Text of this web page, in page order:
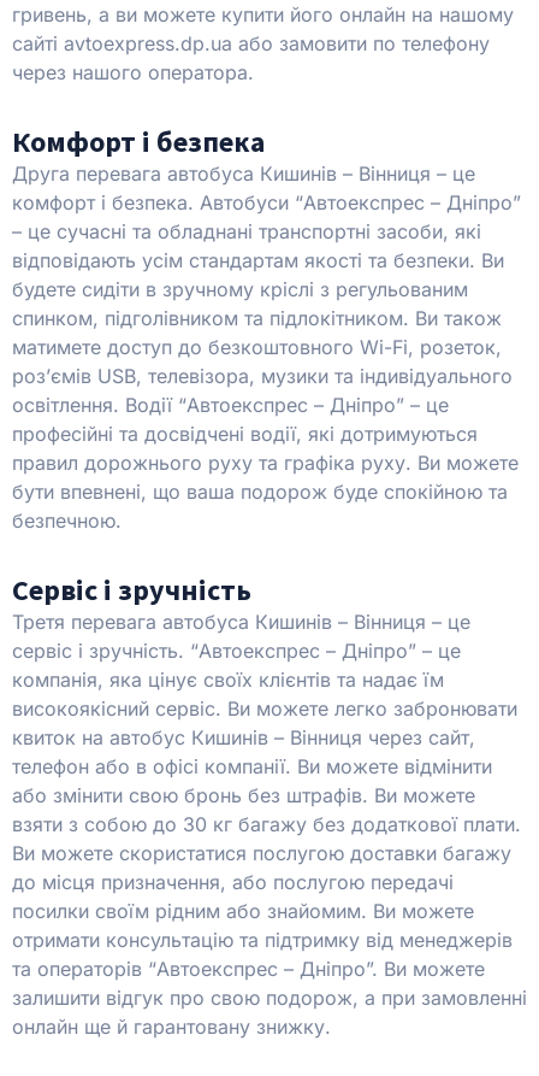
гривень, а ви можете купити його онлайн на нашому
сайті avtoexpress.dp.ua або замовити по телефону
через нашого оператора.
Комфорт і безпека
Друга перевага автобуса Кишинів – Вінниця – це
комфорт і безпека. Автобуси “Автоекспрес – Дніпро”
– це сучасні та обладнані транспортні засоби, які
відповідають усім стандартам якості та безпеки. Ви
будете сидіти в зручному кріслі з регульованим
спинком, підголівником та підлокітником. Ви також
матимете доступ до безкоштовного Wi-Fi, розеток,
роз’ємів USB, телевізора, музики та індивідуального
освітлення. Водії “Автоекспрес – Дніпро” – це
професійні та досвідчені водії, які дотримуються
правил дорожнього руху та графіка руху. Ви можете
бути впевнені, що ваша подорож буде спокійною та
безпечною.
Сервіс і зручність
Третя перевага автобуса Кишинів – Вінниця – це
сервіс і зручність. “Автоекспрес – Дніпро” – це
компанія, яка цінує своїх клієнтів та надає їм
високоякісний сервіс. Ви можете легко забронювати
квиток на автобус Кишинів – Вінниця через сайт,
телефон або в офісі компанії. Ви можете відмінити
або змінити свою бронь без штрафів. Ви можете
взяти з собою до 30 кг багажу без додаткової плати.
Ви можете скористатися послугою доставки багажу
до місця призначення, або послугою передачі
посилки своїм рідним або знайомим. Ви можете
отримати консультацію та підтримку від менеджерів
та операторів “Автоекспрес – Дніпро”. Ви можете
залишити відгук про свою подорож, а при замовленні
онлайн ще й гарантовану знижку.